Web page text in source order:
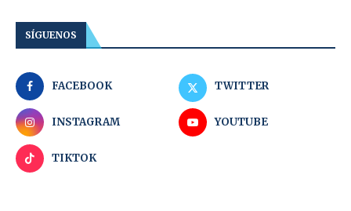
SÍGUENOS
FACEBOOK TWITTER
INSTAGRAM YOUTUBE
TIKTOK